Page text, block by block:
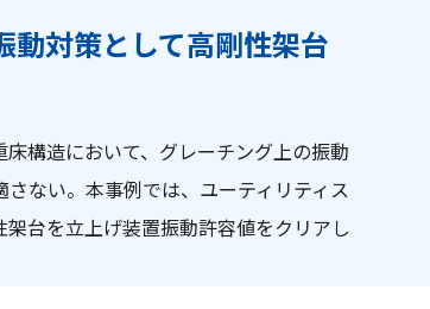
動対策として高剛性架台
構造において、グレーチング上の振動
ない。本事例では、ユーティリティス
台を立上げ装置振動許容値をクリアし